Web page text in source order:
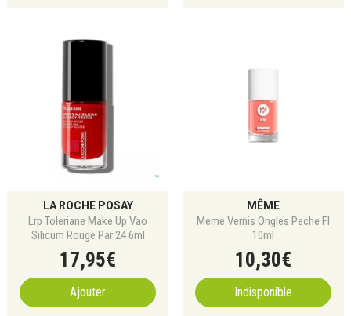
LA ROCHE POSAY
Lrp Toleriane Make Up Vao
Silicum Rouge Par 24 6ml
17,95€
Ajouter
MÊME
Meme Vernis Ongles Peche Fl
10ml
10,30€
Indisponible